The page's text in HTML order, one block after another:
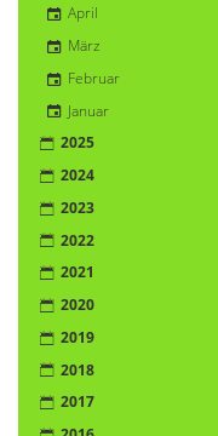
April
März
Februar
Januar
2025
2024
2023
2022
2021
2020
2019
2018
2017